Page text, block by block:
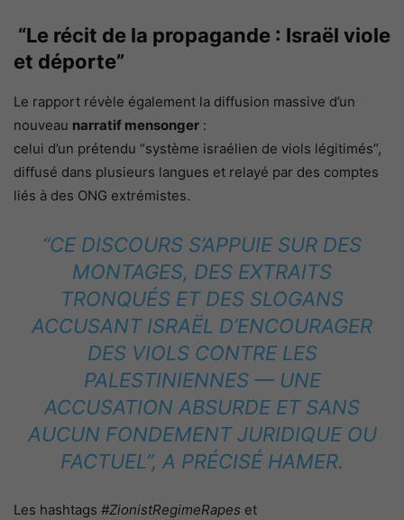
“Le récit de la propagande : Israël viole
et déporte”
Le rapport révèle également la diffusion massive d’un
nouveau narratif mensonger :
celui d’un prétendu “système israélien de viols légitimés”,
diffusé dans plusieurs langues et relayé par des comptes
liés à des ONG extrémistes.
“CE DISCOURS S’APPUIE SUR DES
MONTAGES, DES EXTRAITS
TRONQUÉS ET DES SLOGANS
ACCUSANT ISRAËL D’ENCOURAGER
DES VIOLS CONTRE LES
PALESTINIENNES — UNE
ACCUSATION ABSURDE ET SANS
AUCUN FONDEMENT JURIDIQUE OU
FACTUEL”, A PRÉCISÉ HAMER.
Les hashtags #ZionistRegimeRapes et